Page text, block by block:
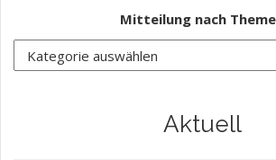
Mitteilung nach
Aktuell